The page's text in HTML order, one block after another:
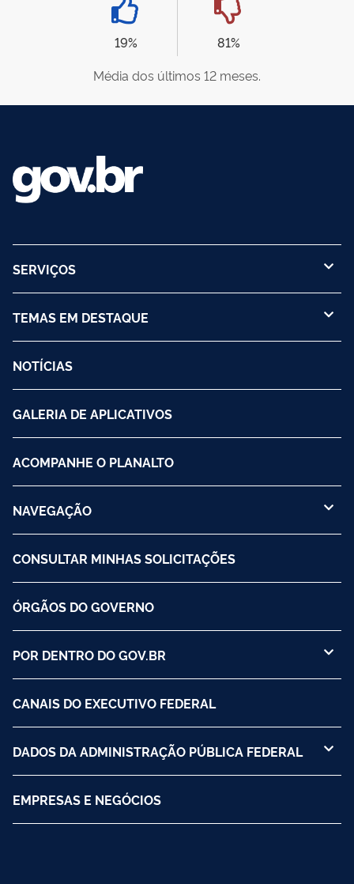
19%
81%
Média dos últimos 12 meses.
SERVIÇOS
TEMAS EM DESTAQUE
NOTÍCIAS
GALERIA DE APLICATIVOS
ACOMPANHE O PLANALTO
NAVEGAÇÃO
CONSULTAR MINHAS SOLICITAÇÕES
ÓRGÃOS DO GOVERNO
POR DENTRO DO GOV.BR
CANAIS DO EXECUTIVO FEDERAL
DADOS DA ADMINISTRAÇÃO PÚBLICA FEDERAL
EMPRESAS E NEGÓCIOS